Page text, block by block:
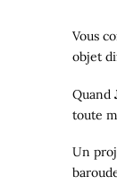
Vous
objet
Quand
toute
Un